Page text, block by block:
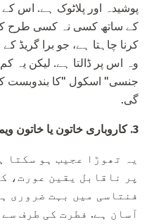
پوشیدہ اور پلاٹوک ہے. اس کے
کے ساتھ کسی نہ کسی طرح
کرنا چاہتا ہے، جو برا گریڈ
وہ اس پر ڈالتا ہے. لیکن یہ
جنسی" اسکول "کا بندوبست
گی.
3. کاروباری خاتون یا خاتون
یہ تھوڑا عجیب ہو سکتا
پر ناقابل یقین عورت،
فنتاسی میں بہت ضروری
آسان ہے. فطرت کی طرف